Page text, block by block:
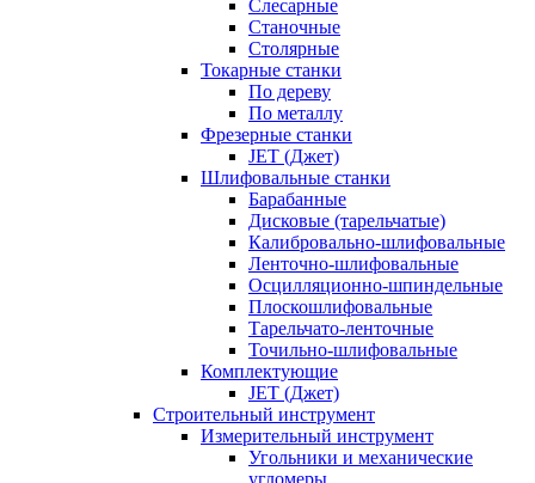
Слесарные
Станочные
Столярные
Токарные станки
По дереву
По металлу
Фрезерные станки
JET (Джет)
Шлифовальные станки
Барабанные
Дисковые (тарельчатые)
Калибровально-шлифовальные
Ленточно-шлифовальные
Осцилляционно-шпиндельные
Плоскошлифовальные
Тарельчато-ленточные
Точильно-шлифовальные
Комплектующие
JET (Джет)
Строительный инструмент
Измерительный инструмент
Угольники и механические
угломеры